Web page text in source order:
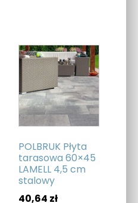
POLBRUK Płyta
tarasowa 60×45
LAMELL 4,5 cm
stalowy
40,64 zł